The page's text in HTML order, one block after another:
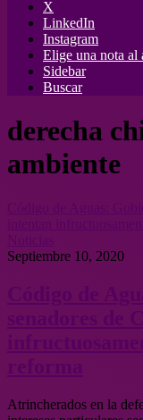
X
LinkedIn
Instagram
Elige una nota al
Sidebar
Buscar
derecha
ambiente
Septiembre 10, 2020
Atrincherados en la